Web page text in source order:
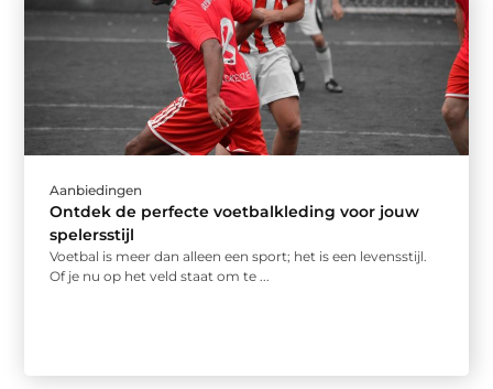
Aanbiedingen
Ontdek de perfecte voetbalkleding voor jouw
spelersstijl
Voetbal is meer dan alleen een sport; het is een levensstijl.
Of je nu op het veld staat om te ...